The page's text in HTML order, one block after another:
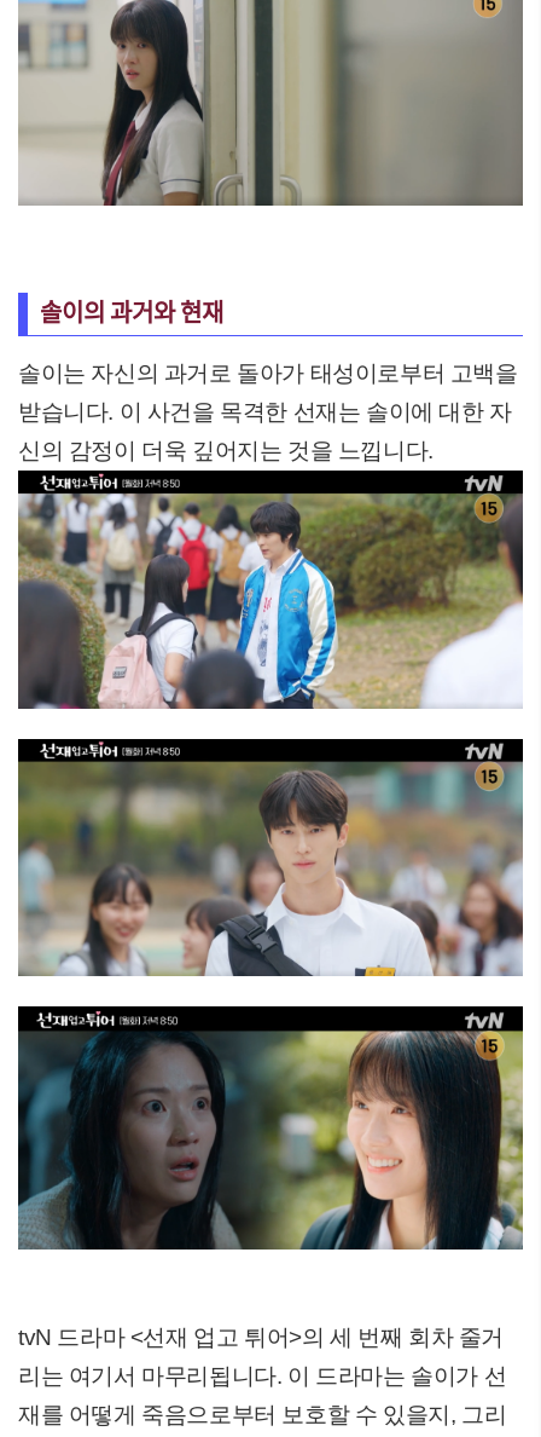
솔이의 과거와 현재
솔이는 자신의 과거로 돌아가 태성이로부터 고백을
받습니다. 이 사건을 목격한 선재는 솔이에 대한 자
신의 감정이 더욱 깊어지는 것을 느낍니다.
tvN 드라마 <선재 업고 튀어>의 세 번째 회차 줄거
리는 여기서 마무리됩니다. 이 드라마는 솔이가 선
재를 어떻게 죽음으로부터 보호할 수 있을지, 그리